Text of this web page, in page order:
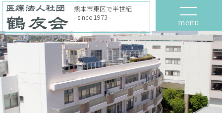
menu
熊本市東区で半世紀
- since 1973 -